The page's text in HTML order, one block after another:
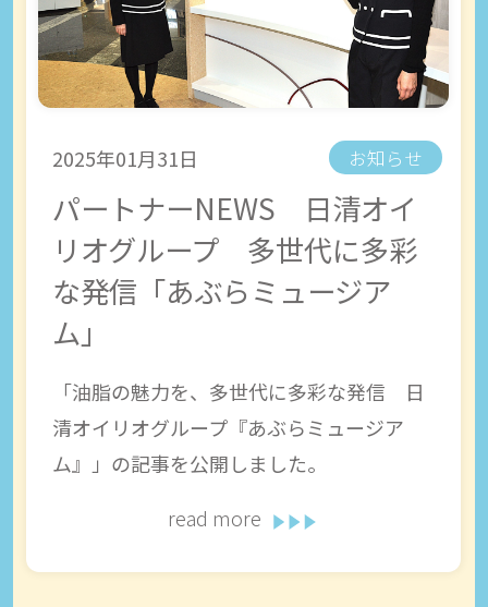
2025年01月31日 お知らせ
パートナーNEWS 日清オイ
リオグループ 多世代に多彩
な発信「あぶらミュージア
ム」
「油脂の魅力を、多世代に多彩な発信 日
清オイリオグループ『あぶらミュージア
ム』」の記事を公開しました。
read more